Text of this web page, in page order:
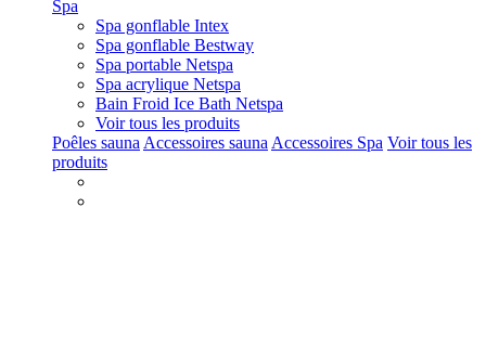
Spa
Spa gonflable Intex
Spa gonflable Bestway
Spa portable Netspa
Spa acrylique Netspa
Bain Froid Ice Bath Netspa
Voir tous les produits
Poêles sauna Accessoires sauna Accessoires Spa Voir tous les
produits